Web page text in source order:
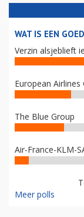
WAT IS EEN
Verzin alsjeblieft
European Airlines
The Blue Group
Air-France-KLM-
Meer polls